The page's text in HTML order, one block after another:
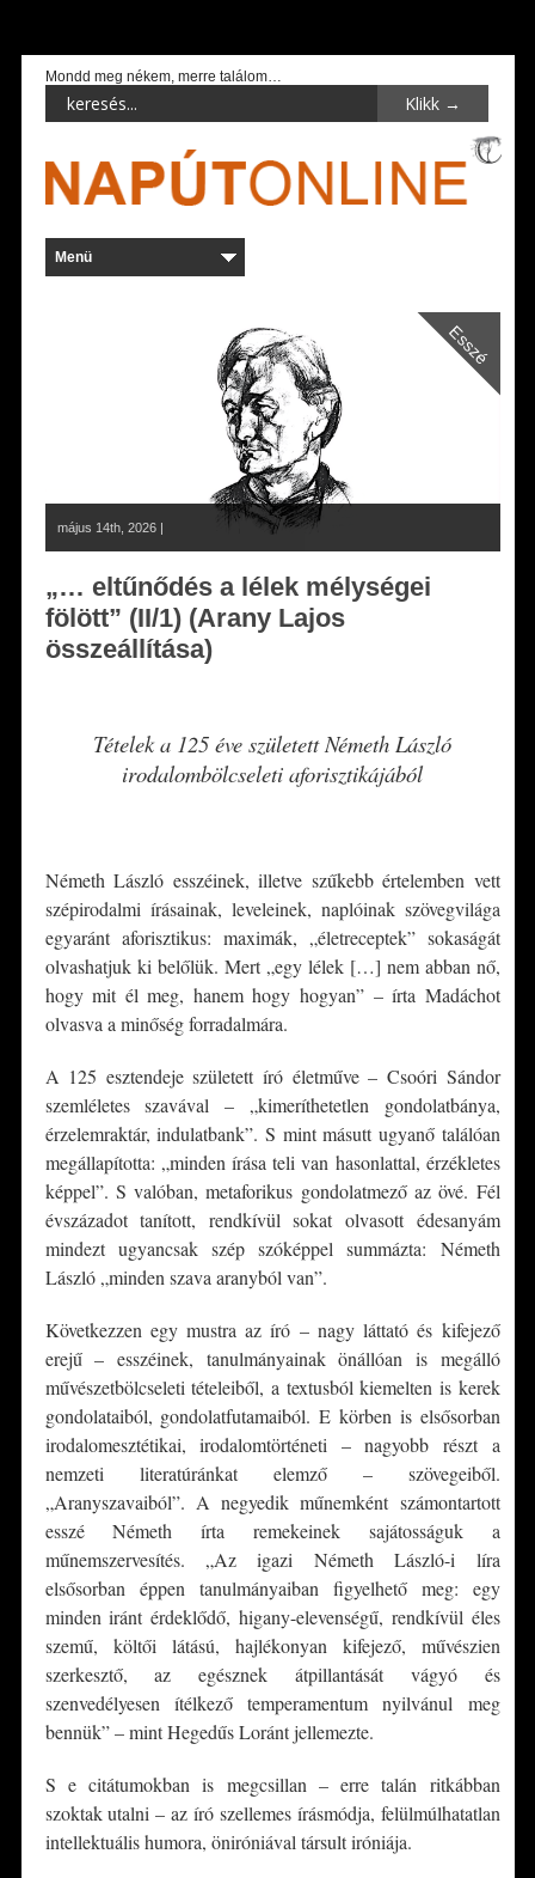
Mondd meg nékem, merre találom…
Esszé
május 14th, 2026 |
„… eltűnődés a lélek mélységei
fölött” (II/1) (Arany Lajos
összeállítása)
Tételek a 125 éve született Németh László
irodalombölcseleti aforisztikájából
Németh László esszéinek, illetve szűkebb értelemben vett
szépirodalmi írásainak, leveleinek, naplóinak szövegvilága
egyaránt aforisztikus: maximák, „életreceptek” sokaságát
olvashatjuk ki belőlük. Mert „egy lélek […] nem abban nő,
hogy mit él meg, hanem hogy hogyan” – írta Madáchot
olvasva a minőség forradalmára.
A 125 esztendeje született író életműve – Csoóri Sándor
szemléletes szavával – „kimeríthetetlen gondolatbánya,
érzelemraktár, indulatbank”. S mint másutt ugyanő találóan
megállapította: „minden írása teli van hasonlattal, érzékletes
képpel”. S valóban, metaforikus gondolatmező az övé. Fél
évszázadot tanított, rendkívül sokat olvasott édesanyám
mindezt ugyancsak szép szóképpel summázta: Németh
László „minden szava aranyból van”.
Következzen egy mustra az író – nagy láttató és kifejező
erejű – esszéinek, tanulmányainak önállóan is megálló
művészetbölcseleti tételeiből, a textusból kiemelten is kerek
gondolataiból, gondolatfutamaiból. E körben is elsősorban
irodalomesztétikai, irodalomtörténeti – nagyobb részt a
nemzeti literatúránkat elemző – szövegeiből.
„Aranyszavaiból”. A negyedik műnemként számontartott
esszé Németh írta remekeinek sajátosságuk a
műnemszervesítés. „Az igazi Németh László-i líra
elsősorban éppen tanulmányaiban figyelhető meg: egy
minden iránt érdeklődő, higany-elevenségű, rendkívül éles
szemű, költői látású, hajlékonyan kifejező, művészien
szerkesztő, az egésznek átpillantását vágyó és
szenvedélyesen ítélkező temperamentum nyilvánul meg
bennük” – mint Hegedűs Loránt jellemezte.
S e citátumokban is megcsillan – erre talán ritkábban
szoktak utalni – az író szellemes írásmódja, felülmúlhatatlan
intellektuális humora, öniróniával társult iróniája.